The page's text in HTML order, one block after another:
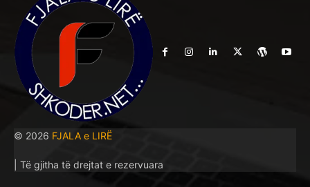
© 2026 FJALA e LIRË
| Të gjitha të drejtat e rezervuara